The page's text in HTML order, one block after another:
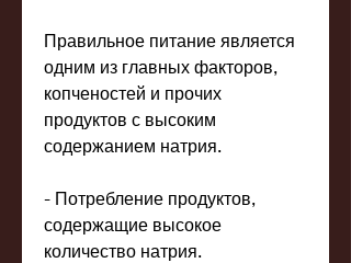
Правильное питание является
одним из главных факторов,
копченостей и прочих
продуктов с высоким
содержанием натрия.
- Потребление продуктов,
содержащие высокое
количество натрия.